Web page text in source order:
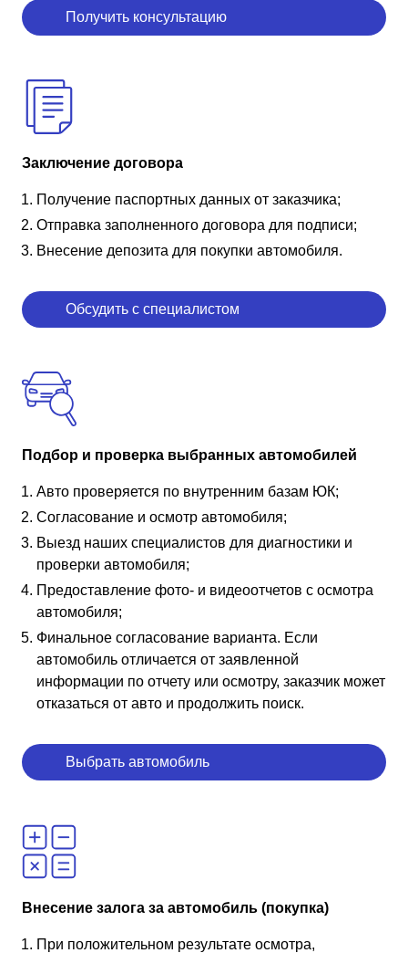
Получить консультацию
Заключение договора
Получение паспортных данных от заказчика;
Отправка заполненного договора для подписи;
Внесение депозита для покупки автомобиля.
Обсудить с специалистом
Подбор и проверка выбранных автомобилей
Авто проверяется по внутренним базам ЮК;
Согласование и осмотр автомобиля;
Выезд наших специалистов для диагностики и
проверки автомобиля;
Предоставление фото- и видеоотчетов с осмотра
автомобиля;
Финальное согласование варианта. Если
автомобиль отличается от заявленной
информации по отчету или осмотру, заказчик может
отказаться от авто и продолжить поиск.
Выбрать автомобиль
Внесение залога за автомобиль (покупка)
При положительном результате осмотра,